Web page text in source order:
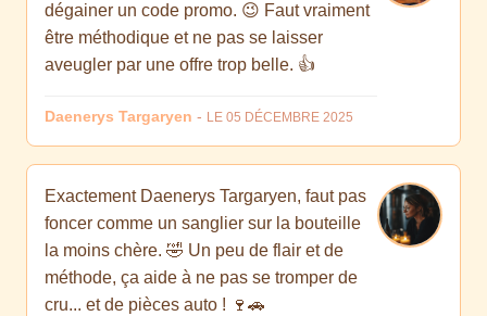
dégainer un code promo. 😉 Faut vraiment
être méthodique et ne pas se laisser
aveugler par une offre trop belle. 👍
Daenerys Targaryen - LE 05 DÉCEMBRE 2025
Exactement Daenerys Targaryen, faut pas
foncer comme un sanglier sur la bouteille
la moins chère. 🤣 Un peu de flair et de
méthode, ça aide à ne pas se tromper de
cru... et de pièces auto ! 🍷🚗